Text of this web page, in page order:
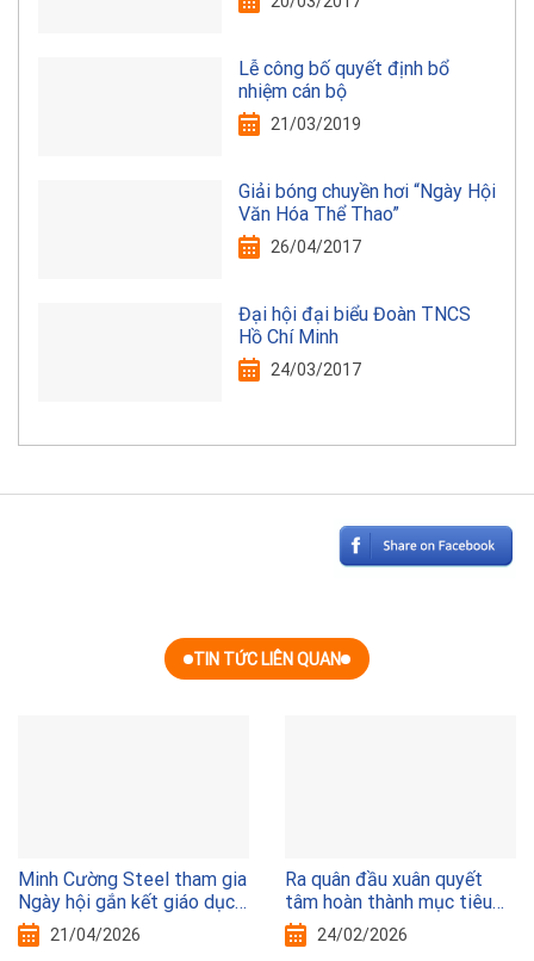
Lễ công bố quyết định bổ
nhiệm cán bộ
21/03/2019
Giải bóng chuyền hơi “Ngày Hội
Văn Hóa Thể Thao”
26/04/2017
Đại hội đại biểu Đoàn TNCS
Hồ Chí Minh
24/03/2017
TIN TỨC LIÊN QUAN
Minh Cường Steel tham gia
Ngày hội gắn kết giáo dục
nghề nghiệp Thủ đô với thị
trường lao động năm 2026
21/04/2026
Ra quân đầu xuân quyết
tâm hoàn thành mục tiêu
sxkd năm 2026
24/02/2026